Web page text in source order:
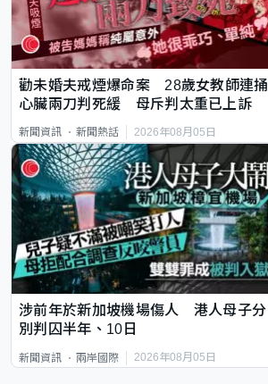
勸未婚夫戒煙爆命案 28歲女教師連捅
心臟兩刀判死緩 母斥判太重已上訴
新聞資訊 新聞熱話 2026年08月05日
涉前年於新加坡機場傷人 港人母子分
別判囚半年、10日
新聞資訊 兩岸國際 2026年08月05日